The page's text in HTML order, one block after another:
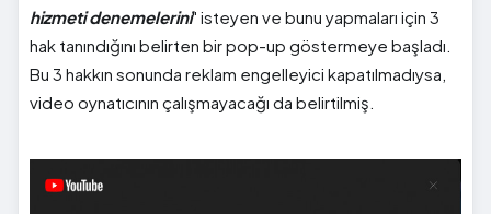
hizmeti denemelerini" isteyen ve bunu yapmaları için 3
hak tanındığını belirten bir pop-up göstermeye başladı.
Bu 3 hakkın sonunda reklam engelleyici kapatılmadıysa,
video oynatıcının çalışmayacağı da belirtilmiş.